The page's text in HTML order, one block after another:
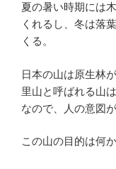
夏の暑い時期には
くれるし、冬は落
くる。
日本の山は原生林
里山と呼ばれる山
なので、人の意図
この山の目的は何